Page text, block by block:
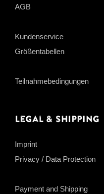
AGB
Kundenservice
Größentabellen
Teilnahmebedingungen
Legal & Shipping
Imprint
Privacy / Data Protection
Payment and Shipping